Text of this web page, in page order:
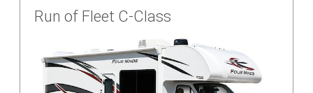
Run of Fleet C-Class